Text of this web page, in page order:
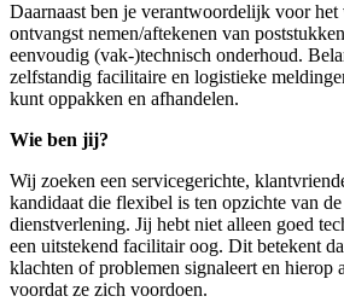
Daarnaast ben je verantwoordelijk voor het
ontvangst nemen/aftekenen van
eenvoudig (vak-)technisch onderhoud.
zelfstandig facilitaire en logistieke
kunt oppakken en afhandelen.
Wie ben jij?
Wij zoeken een servicegerichte,
kandidaat die flexibel is ten opzichte van
dienstverlening. Jij hebt niet alleen goed
een uitstekend facilitair oog. Dit betekent
klachten of problemen signaleert en hierop
voordat ze zich voordoen.